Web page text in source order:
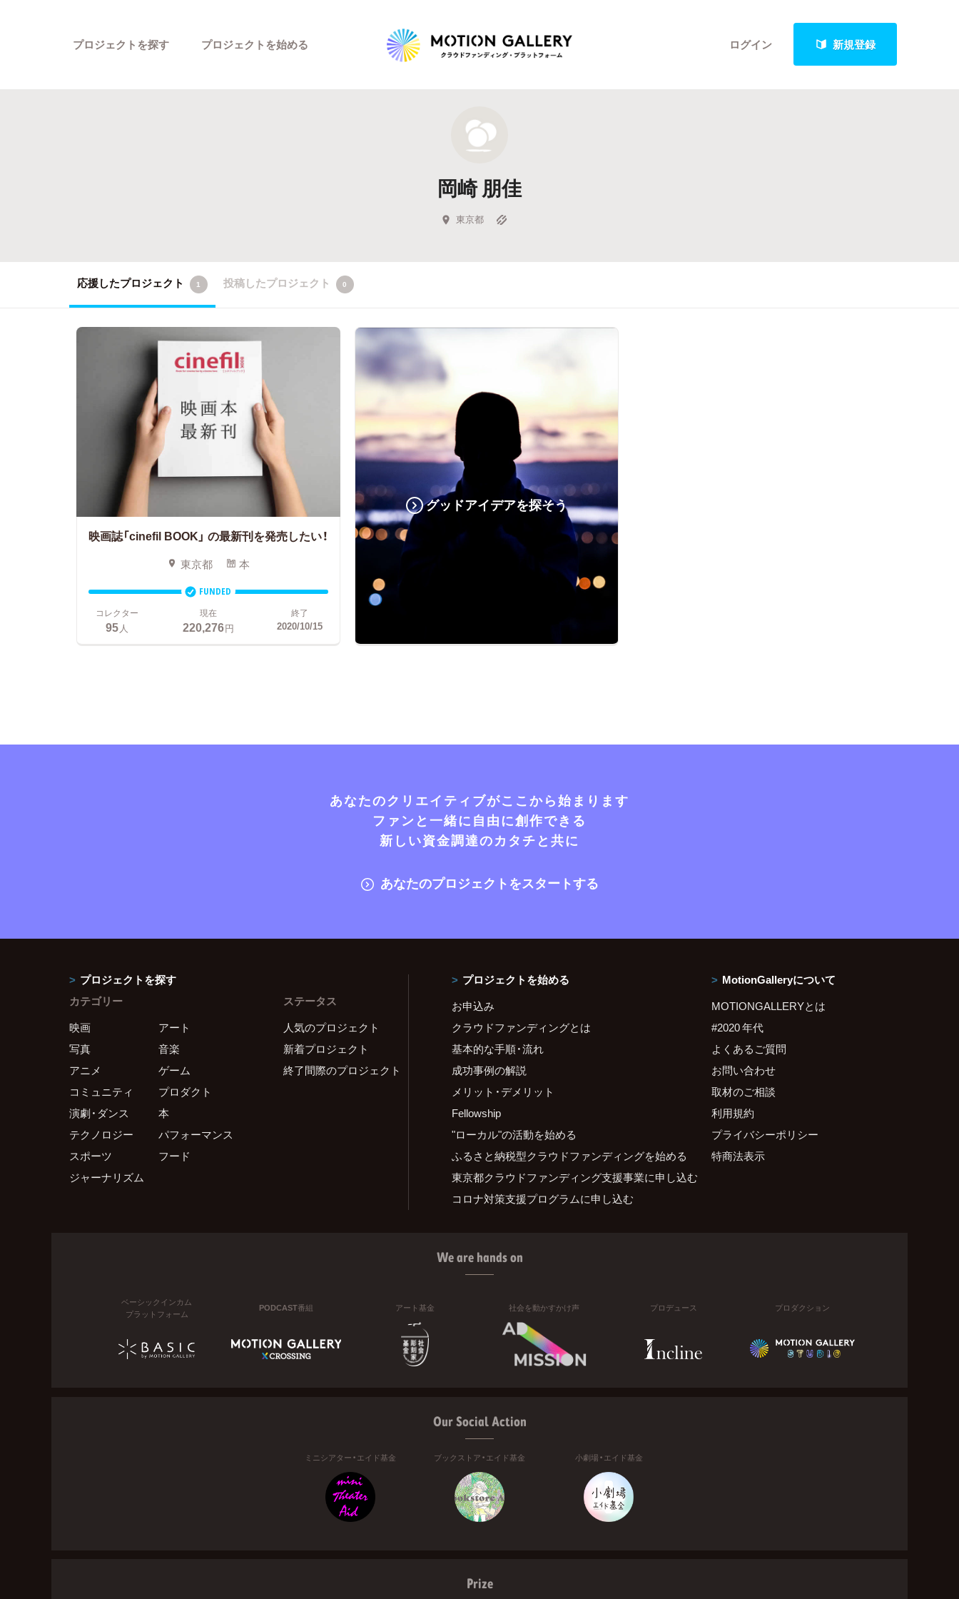
ログイン 新規登録
プロジェクトを探す
新着プロジェクト
Feature
キュレーターから探す
プロジェクトを始める
岡崎 朋佳
東京都
応援したプロジェクト 1 投稿したプロジェクト 0
映画誌「cinefil BOOK」 の最新刊を発売したい！
東京都 本
FUNDED
コレクター
95人
現在
220,276円
終了
2020/10/15
グッドアイデアを探そう
あなたのクリエイティブがここから始まります
ファンと一緒に自由に創作できる
新しい資金調達のカタチと共に
あなたのプロジェクトをスタートする
プロジェクトを探す
カテゴリー
映画
アート
写真
音楽
アニメ
ゲーム
コミュニティ
プロダクト
演劇・ダンス
本
テクノロジー
パフォーマンス
スポーツ
フード
ジャーナリズム
ステータス
人気のプロジェクト
新着プロジェクト
終了間際のプロジェクト
プロジェクトを始める
お申込み
クラウドファンディングとは
基本的な手順・流れ
成功事例の解説
メリット・デメリット
Fellowship
"ローカル"の活動を始める
ふるさと納税型クラウドファンディングを始める
東京都クラウドファンディング支援事業に申し込む
コロナ対策支援プログラムに申し込む
MotionGalleryについて
MOTIONGALLERYとは
#2020 年代
よくあるご質問
お問い合わせ
取材のご相談
利用規約
プライバシーポリシー
特商法表示
We are hands on
ベーシックインカム
プラットフォーム
PODCAST番組 アート基金 社会を動かすかけ声 プロデュース プロダクション
Our Social Action
ミニシアター・エイド基金 ブックストア・エイド基金 小劇場・エイド基金
Prize